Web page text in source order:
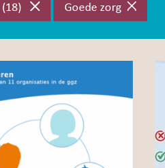
(18) Goede zorg